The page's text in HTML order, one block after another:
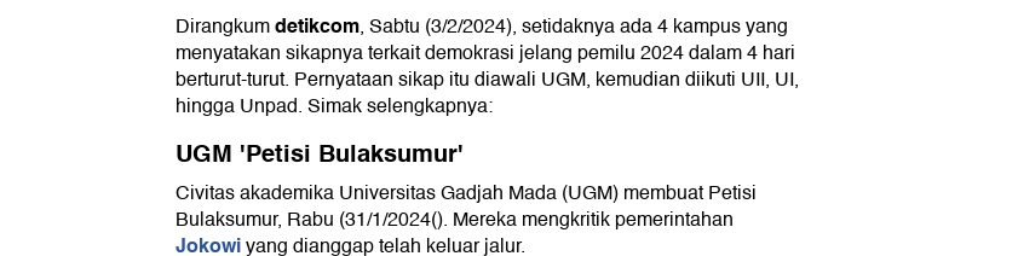
Dirangkumdetikcom, Sabtu (3/2/2024), setidaknya ada 4 kampus yang
menyatakan sikapnya terkait demokrasi jelang pemilu 2024 dalam 4 hari
berturut-turut. Pernyataan sikap itu diawali UGM, kemudian diikuti UII, UI,
hingga Unpad. Simak selengkapnya:
UGM 'Petisi Bulaksumur'
Civitas akademika Universitas Gadjah Mada (UGM) membuat Petisi
Bulaksumur, Rabu (31/1/2024(). Mereka mengkritik pemerintahan
Jokowiyang dianggap telah keluar jalur.